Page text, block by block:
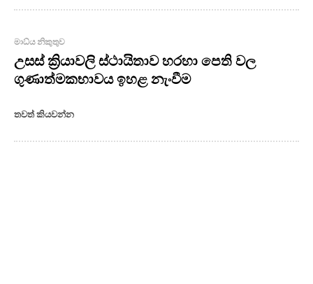
මාධ්ය නිකුතුව
උසස් ක්‍රියාවලි ස්ථායිතාව හරහා පෙති වල
ගුණාත්මකභාවය ඉහළ නැංවීම
තවත් කියවන්න